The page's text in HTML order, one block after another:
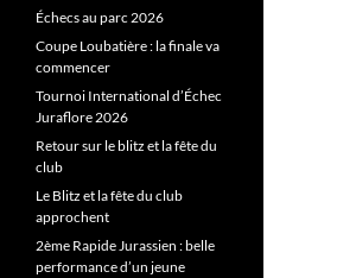
Échecs au parc 2026
Coupe Loubatière : la finale va
commencer
Tournoi International d’Échec
Juraflore 2026
Retour sur le blitz et la fête du
club
Le Blitz et la fête du club
approchent
2ème Rapide Jurassien : belle
performance d’un jeune